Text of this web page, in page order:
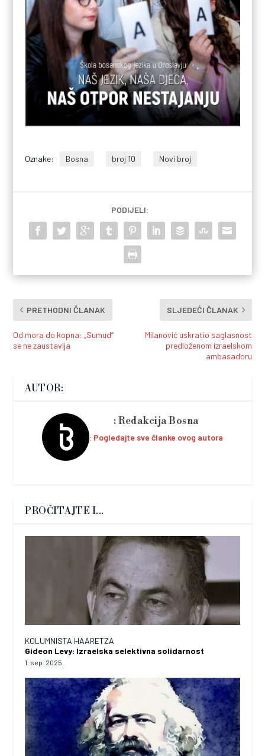
Oznake: Bosna broj 10 Novi broj
PODIJELI:
PRETHODNI ČLANAK
Od mora do kopna: „Sumud“
se ne zaustavlja
SLJEDEĆI ČLANAK
Milanović uskratio saglasnost
predloženom izraelskom
ambasadoru
AUTOR:
Redakcija Bosna
Pogledajte sve članke ovog autora
PROČITAJTE I...
KOLUMNISTA HAARETZA
Gideon Levy: Izraelska selektivna solidarnost
1. sep. 2025.